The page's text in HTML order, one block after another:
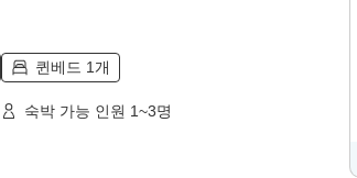
퀸베드 1개
숙박 가능 인원 1~3명